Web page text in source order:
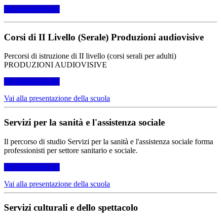
Per saperne di più
Corsi di II Livello (Serale) Produzioni audiovisive
Percorsi di istruzione di II livello (corsi serali per adulti)
PRODUZIONI AUDIOVISIVE
Per saperne di più
Vai alla presentazione della scuola
Servizi per la sanità e l'assistenza sociale
Il percorso di studio Servizi per la sanità e l'assistenza sociale forma
professionisti per settore sanitario e sociale.
Per saperne di più
Vai alla presentazione della scuola
Servizi culturali e dello spettacolo